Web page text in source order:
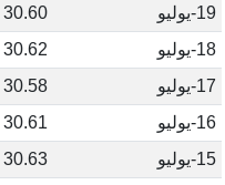
19-يوليو
30.60 يورو
18-يوليو
30.62 يورو
17-يوليو
30.58 يورو
16-يوليو
30.61 يورو
15-يوليو
30.63 يورو